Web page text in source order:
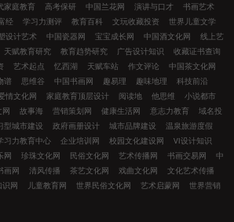
家庭教育 高考保研 中国兰花网 演讲与口才
书画艺术
经 学习力测评 教育百科 文玩收藏投资
世界儿童文学
设计艺术 中国瓷器网 宝宝成长网 中国酒文化网
线上艺
天赋教育研究 教育趋势研究 广告设计知识
收藏证书查询
艺术起点 忆西湖 天赋车站 作文评论
中国茶文化网
谱 思维谷 中国书画网 趣易理 趣味地理
科技前沿
情文化网 家庭教育顶层设计 阅读地 他思维
小说都市
故事海 营销策划网 健康生活网 意志力教育
域名投
型城市建设 政府画册设计 城市品牌建设
温泉旅游度假
习力教育中心 企业培训网 校园文化建设网
VI设计知识
网 珍珠文化网 民俗文化网 艺术传播网 书画交易网
中
画网 清风传播 茶艺文化网 戏曲文化网
文化艺术传播
网 儿童教育网 世界民俗文化网 艺术启蒙网
世界营销